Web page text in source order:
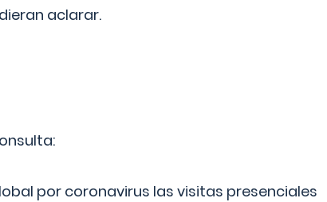
aclarar.
por coronavirus las visitas presenciales